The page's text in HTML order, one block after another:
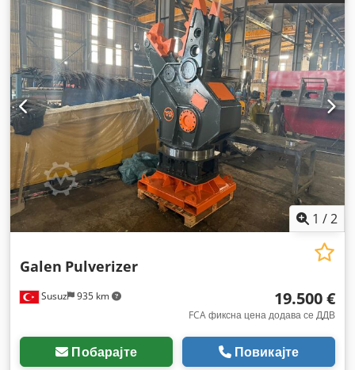
1 /2
Susuz 935 km
Galen Pulverizer
19.500 €
FCA фиксна цена додава се ДДВ
Побарајте Повикајте